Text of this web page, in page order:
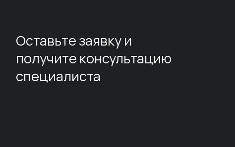
Оставьте заявку и
получите консультацию
специалиста